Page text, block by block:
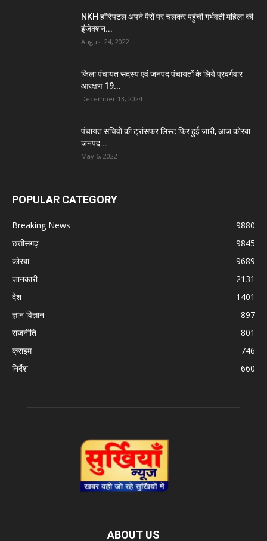
NKH हॉस्पिटल अपने पैरों पर चलकर पहुंची गर्भवती महिला की
इंजेक्शन...
August 24, 2022
जिला पंचायत सदस्य एवं जनपद पंचायतों के लिये प्रवर्गवार
आरक्षण 19...
December 13, 2024
पंचायत सचिवों की ट्रांसफर लिस्ट फिर हुई जारी, आज कोरबा
जनपद...
May 6, 2022
POPULAR CATEGORY
Breaking News
9880
छत्तीसगढ़
9845
कोरबा
9689
जानकारी
2131
देश
1401
ज्ञान विज्ञान
897
राजनीति
801
क्राइम
746
निर्देश
660
ABOUT US